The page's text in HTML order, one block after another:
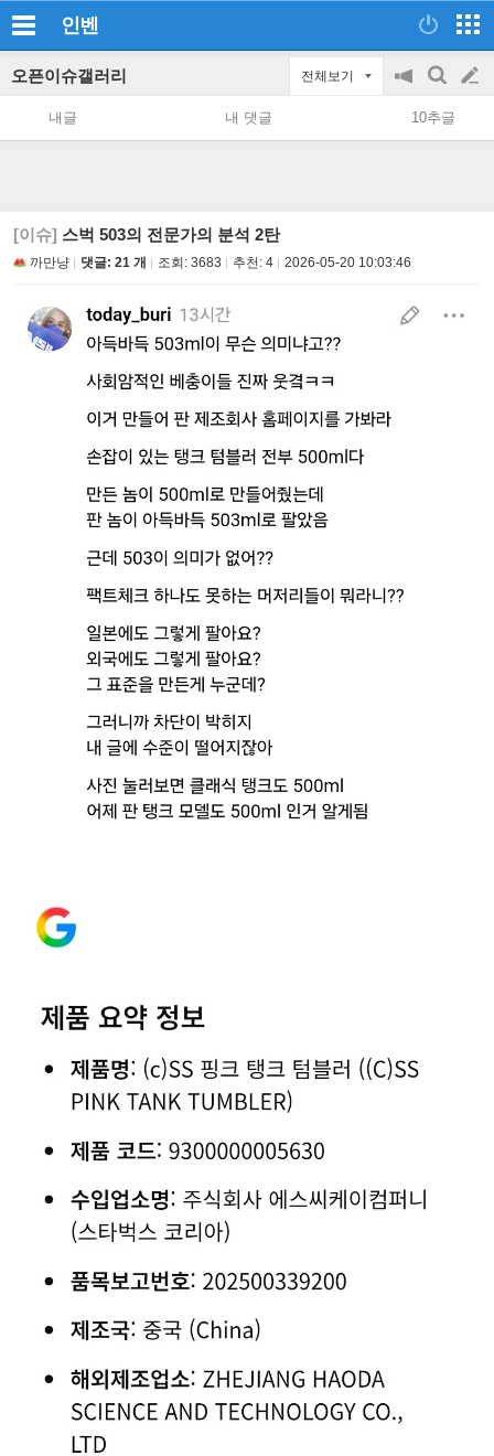
인벤
오픈이슈갤러리 전체보기
공
지
on/off
검
색
글
쓰
내글 내 댓글 10추글
[이슈] 스벅 503의 전문가의 분석 2탄
까만냥 댓글: 21 개 조회: 3683 추천: 4 2026-05-20 10:03:46